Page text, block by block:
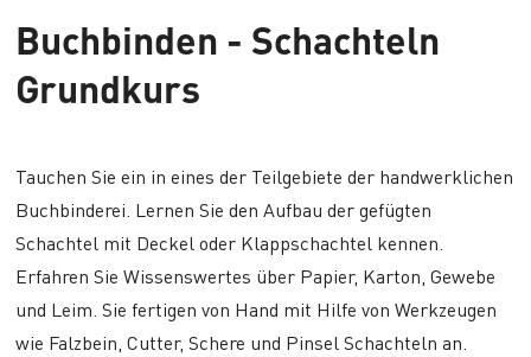
Buchbinden - Schachteln
Grundkurs
Tauchen Sie ein in eines der Teilgebiete der handwerklichen
Buchbinderei. Lernen Sie den Aufbau der gefügten
Schachtel mit Deckel oder Klappschachtel kennen.
Erfahren Sie Wissenswertes über Papier, Karton, Gewebe
und Leim. Sie fertigen von Hand mit Hilfe von Werkzeugen
wie Falzbein, Cutter, Schere und Pinsel Schachteln an.